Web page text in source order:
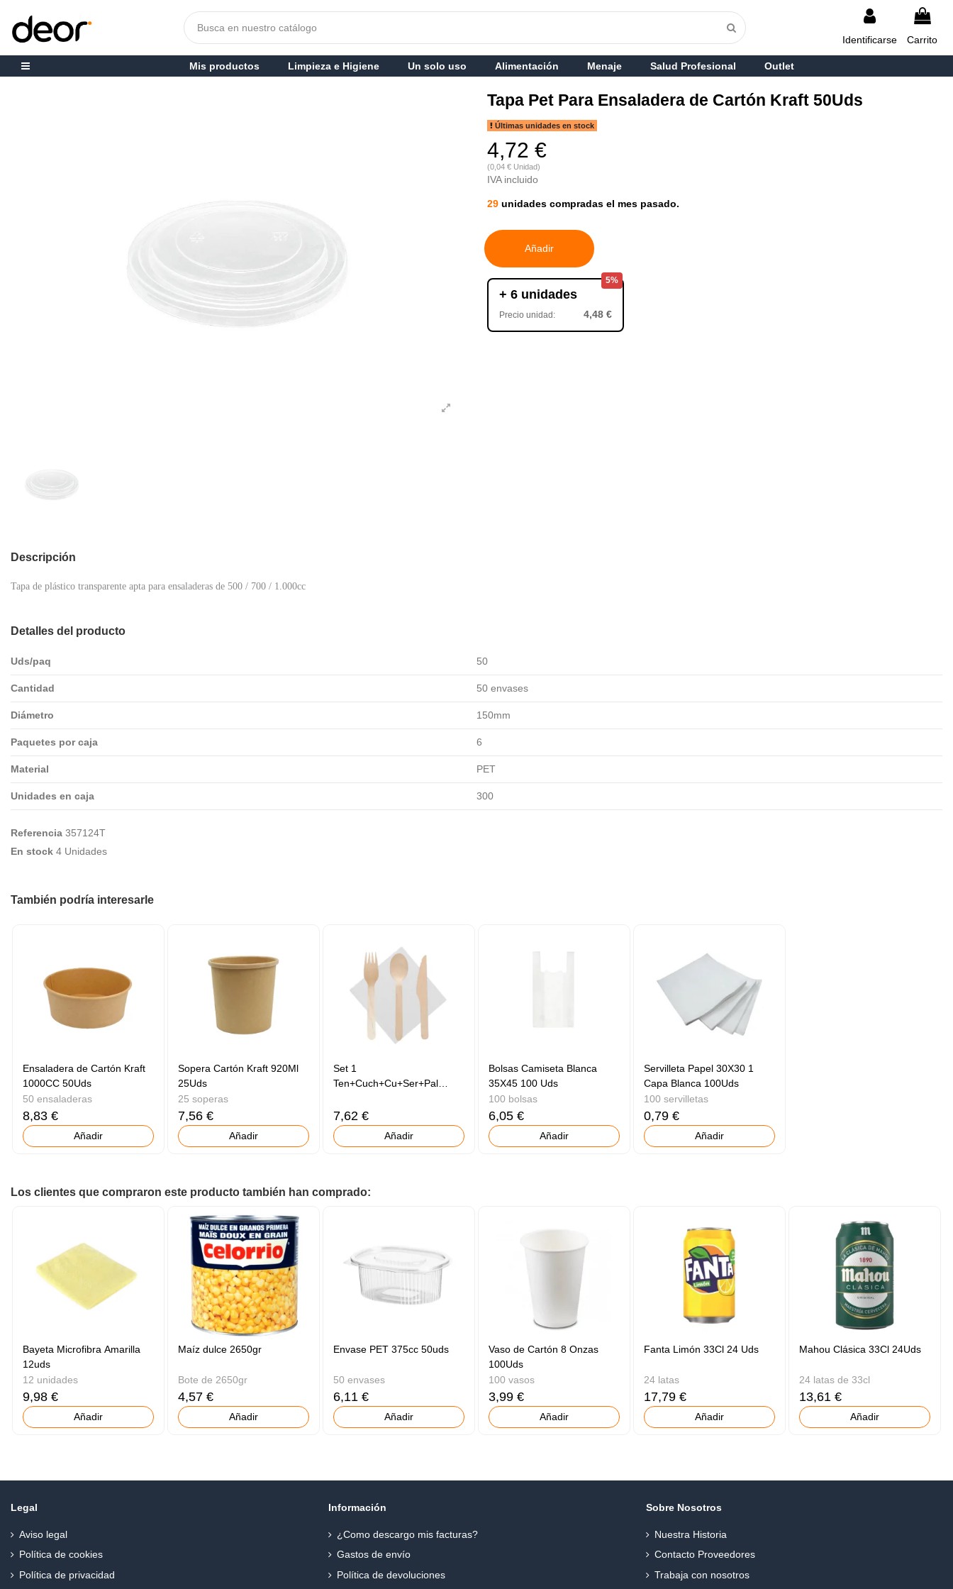
Identificarse Carrito
Mis productos Limpieza e Higiene Un solo uso Alimentación Menaje Salud Profesional Outlet
Tapa Pet Para Ensaladera de Cartón Kraft 50Uds
Últimas unidades en stock
4,72 €
(0,04 € Unidad)
IVA incluido
29 unidades compradas el mes pasado.
Añadir
5%
+ 6 unidades
Precio unidad: 4,48 €
Descripción
Tapa de plástico transparente apta para ensaladeras de 500 / 700 / 1.000cc
Detalles del producto
Uds/paq 50
Cantidad 50 envases
Diámetro 150mm
Paquetes por caja 6
Material PET
Unidades en caja 300
Referencia 357124T
En stock 4 Unidades
También podría interesarle
Ensaladera de Cartón Kraft
1000CC 50Uds
50 ensaladeras
8,83 €
Añadir
Sopera Cartón Kraft 920Ml
25Uds
25 soperas
7,56 €
Añadir
Set 1
Ten+Cuch+Cu+Ser+Pal
7,62 €
Añadir
Bolsas Camiseta Blanca
35X45 100 Uds
100 bolsas
6,05 €
Añadir
Servilleta Papel 30X30 1
Capa Blanca 100Uds
100 servilletas
0,79 €
Añadir
Los clientes que compraron este producto también han comprado:
Bayeta Microfibra Amarilla
12uds
12 unidades
9,98 €
Añadir
Maíz dulce 2650gr
Bote de 2650gr
4,57 €
Añadir
Envase PET 375cc 50uds
50 envases
6,11 €
Añadir
Vaso de Cartón 8 Onzas
100Uds
100 vasos
3,99 €
Añadir
Fanta Limón 33Cl 24 Uds
24 latas
17,79 €
Añadir
Mahou Clásica 33Cl 24Uds
24 latas de 33cl
13,61 €
Añadir
Legal
Aviso legal
Política de cookies
Política de privacidad
Información
¿Como descargo mis facturas?
Gastos de envío
Política de devoluciones
Sobre Nosotros
Nuestra Historia
Contacto Proveedores
Trabaja con nosotros